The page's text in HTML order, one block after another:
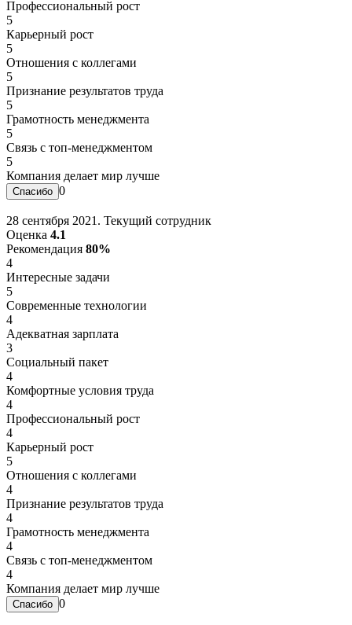
Профессиональный рост
5
Карьерный рост
5
Отношения с коллегами
5
Признание результатов труда
5
Грамотность менеджмента
5
Связь с топ-менеджментом
5
Компания делает мир лучше
0
28 сентября 2021. Текущий сотрудник
Оценка 4.1
Рекомендация 80%
4
Интересные задачи
5
Современные технологии
4
Адекватная зарплата
3
Социальный пакет
4
Комфортные условия труда
4
Профессиональный рост
4
Карьерный рост
5
Отношения с коллегами
4
Признание результатов труда
4
Грамотность менеджмента
4
Связь с топ-менеджментом
4
Компания делает мир лучше
0